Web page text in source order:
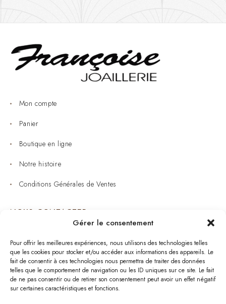
Gérer le consentement
Pour offrir les meilleures expériences, nous utilisons des technologies telles
que les cookies pour stocker et/ou accéder aux informations des appareils. Le
fait de consentir à ces technologies nous permettra de traiter des données
telles que le comportement de navigation ou les ID uniques sur ce site. Le fait
de ne pas consentir ou de retirer son consentement peut avoir un effet négatif
sur certaines caractéristiques et fonctions.
Mon compte
Panier
Boutique en ligne
Notre histoire
Conditions Générales de Ventes
NOUS CONTACTER
Bijouterie : 05 53 53 64 11
Mardi au Samedi: 09:00 - 19:00
bijouterie.lavergne@orange.fr